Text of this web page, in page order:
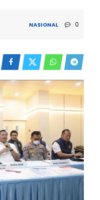
NASIONAL 0